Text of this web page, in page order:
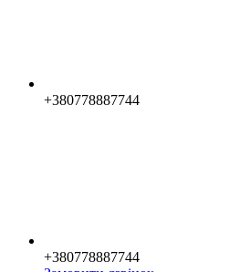
+380778887744
+380778887744